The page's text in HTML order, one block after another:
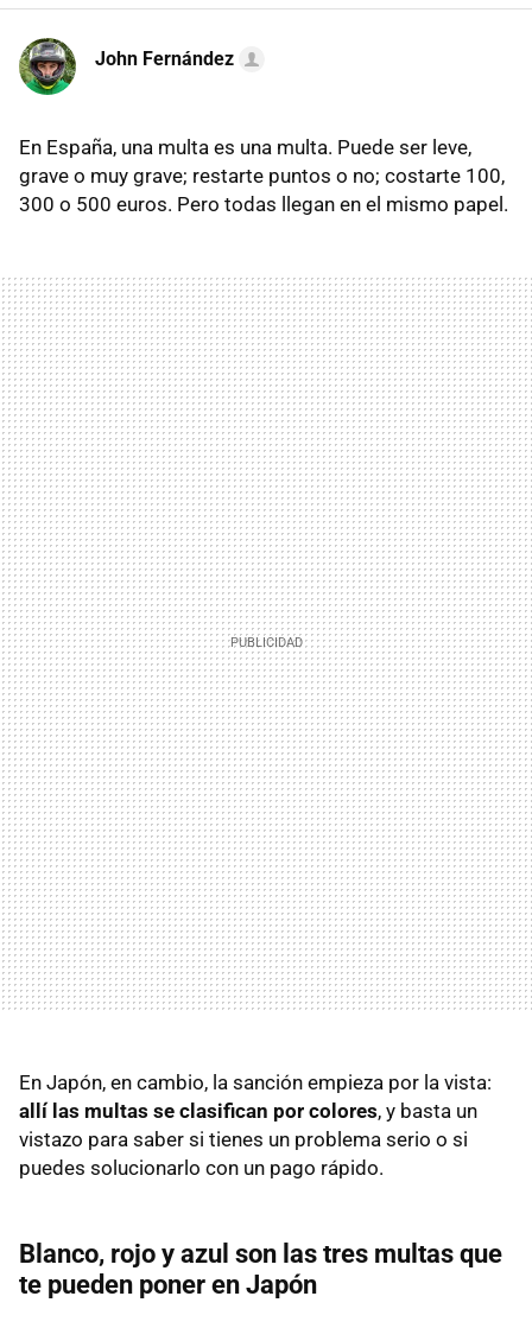
John Fernández
En España, una multa es una multa. Puede ser leve,
grave o muy grave; restarte puntos o no; costarte 100,
300 o 500 euros. Pero todas llegan en el mismo papel.
En Japón, en cambio, la sanción empieza por la vista:
allí las multas se clasifican por colores, y basta un
vistazo para saber si tienes un problema serio o si
puedes solucionarlo con un pago rápido.
Blanco, rojo y azul son las tres multas que
te pueden poner en Japón